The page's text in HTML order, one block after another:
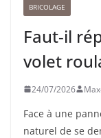
BRICOLAGE
Faut-il
volet
24/07/2026
Face à une
naturel de se